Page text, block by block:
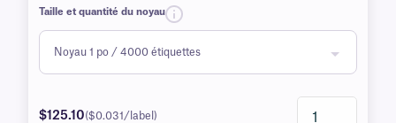
Taille et quantité du noyau
$125.10($0.031/label)